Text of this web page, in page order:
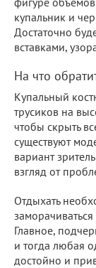
купальник и
Достаточно
вставками,
На что
Купальный
трусиков на
чтобы скрыть
существуют
вариант
взгляд от
Отдыхать
Главное,
и тогда любая
достойно и